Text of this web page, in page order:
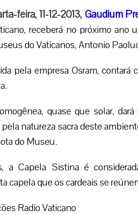
feira, 11-12-2013, Gaudium
receberá no próximo ano
do Vaticanos, Antonio
pela empresa Osram,
quase que solar,
natureza sacra deste
do Museu.
Capela Sistina é
capela que os cardeais se
Radio Vaticano